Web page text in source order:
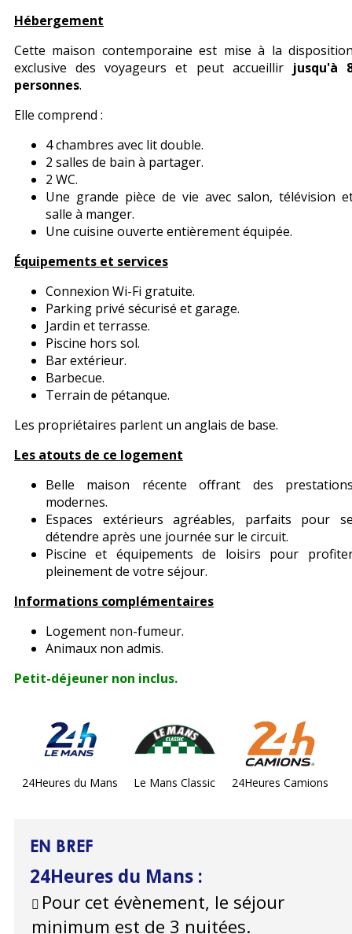
Hébergement
Cette maison contemporaine est mise à la
exclusive des voyageurs et peut accueillir jusqu'à
personnes.
Elle comprend :
4 chambres avec lit double.
2 salles de bain à partager.
2 WC.
Une grande pièce de vie avec salon, télévision
salle à manger.
Une cuisine ouverte entièrement équipée.
Équipements et services
Connexion Wi-Fi gratuite.
Parking privé sécurisé et garage.
Jardin et terrasse.
Piscine hors sol.
Bar extérieur.
Barbecue.
Terrain de pétanque.
Les propriétaires parlent un anglais de base.
Les atouts de ce logement
Belle maison récente offrant des
modernes.
Espaces extérieurs agréables, parfaits pour
détendre après une journée sur le circuit.
Piscine et équipements de loisirs pour
pleinement de votre séjour.
Informations complémentaires
Logement non-fumeur.
Animaux non admis.
Petit-déjeuner non inclus.
24Heures du Mans Le Mans Classic 24Heures Camions
EN BREF
24Heures du Mans :
Pour cet évènement, le séjour
minimum est de 3 nuitées.